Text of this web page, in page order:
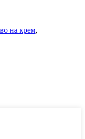
на крем,